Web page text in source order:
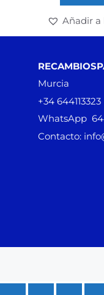
Añadir a
Murcia
+34 644113323
WhatsApp
Contacto: